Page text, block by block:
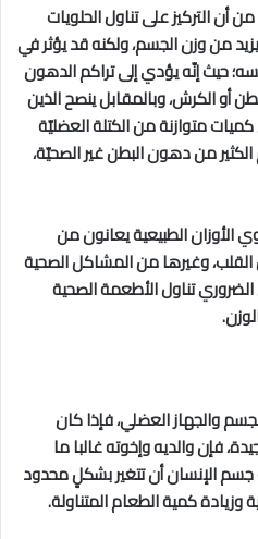
التركيز على تناول الحلويات
من وزن الجسم، ولكنه قد يؤثر في
حيث إنّه يؤدي إلى تراكم الدهون
الكرش، وبالمقابل ينصح الذين
متوازنة من الكتلة العضليّة
من دهون البطن غير الصحيّة،
الأوزان الطبيعية يعانون من
وغيرها من المشاكل الصحية
تناول الأطعمة الصحية
والجهاز العضلي، فإذا كان
فإن والديه وإخوته غالبا ما
جسم الإنسان أن تتغير بشكلٍ محدود
وزيادة كمية الطعام المتناولة.